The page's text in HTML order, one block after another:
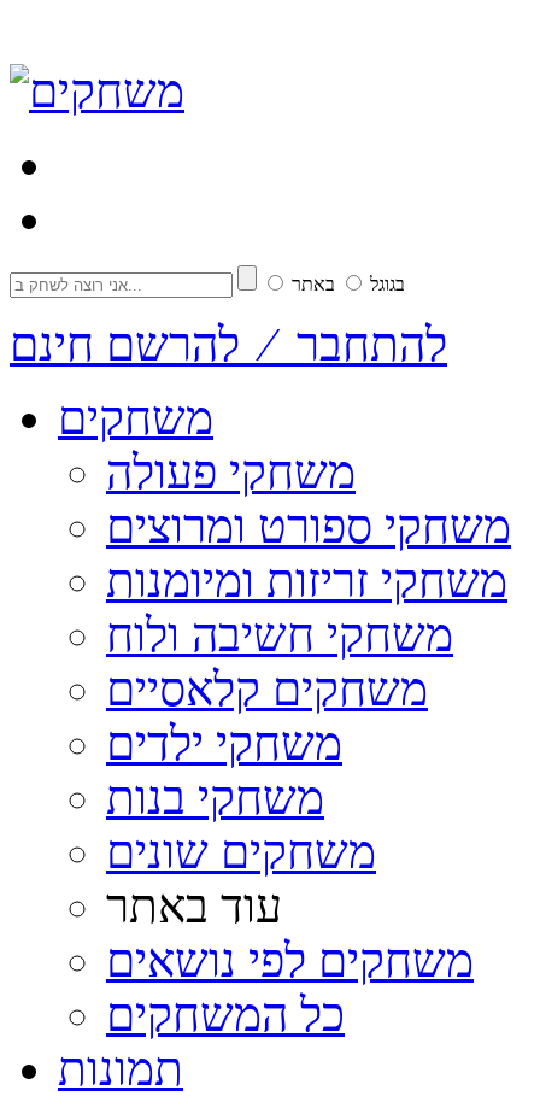
בגוגל באתר
להתחבר ⁄ להרשם חינם
משחקים
משחקי פעולה
משחקי ספורט ומרוצים
משחקי זריזות ומיומנות
משחקי חשיבה ולוח
משחקים קלאסיים
משחקי ילדים
משחקי בנות
משחקים שונים
עוד באתר
משחקים לפי נושאים
כל המשחקים
תמונות